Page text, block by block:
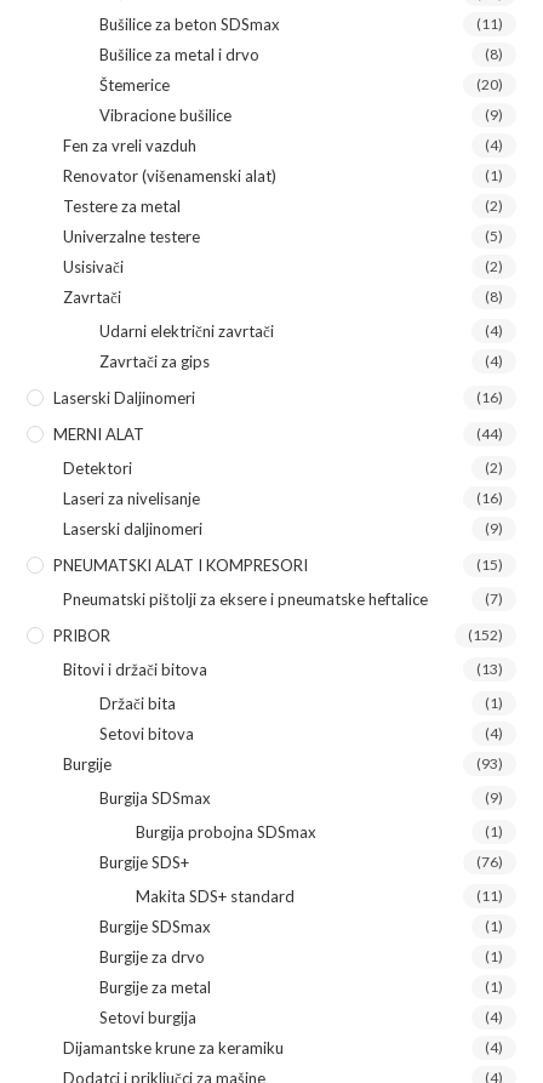
Bušilice za beton SDSmax (11)
Bušilice za metal i drvo (8)
Štemerice (20)
Vibracione bušilice (9)
Fen za vreli vazduh (4)
Renovator (višenamenski alat) (1)
Testere za metal (2)
Univerzalne testere (5)
Usisivači (2)
Zavrtači (8)
Udarni električni zavrtači (4)
Zavrtači za gips (4)
Laserski Daljinomeri (16)
MERNI ALAT (44)
Detektori (2)
Laseri za nivelisanje (16)
Laserski daljinomeri (9)
PNEUMATSKI ALAT I KOMPRESORI (15)
Pneumatski pištolji za eksere i pneumatske heftalice (7)
PRIBOR (152)
Bitovi i držači bitova (13)
Držači bita (1)
Setovi bitova (4)
Burgije (93)
Burgija SDSmax (9)
Burgija probojna SDSmax (1)
Burgije SDS+ (76)
Makita SDS+ standard (11)
Burgije SDSmax (1)
Burgije za drvo (1)
Burgije za metal (1)
Setovi burgija (4)
Dijamantske krune za keramiku (4)
Dodatci i priključci za mašine (4)